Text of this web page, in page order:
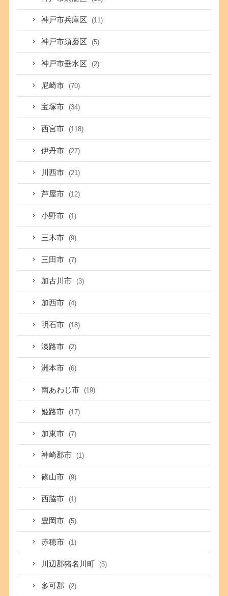
神戸市兵庫区 (11)
神戸市須磨区 (5)
神戸市垂水区 (2)
尼崎市 (70)
宝塚市 (34)
西宮市 (118)
伊丹市 (27)
川西市 (21)
芦屋市 (12)
小野市 (1)
三木市 (9)
三田市 (7)
加古川市 (3)
加西市 (4)
明石市 (18)
淡路市 (2)
洲本市 (6)
南あわじ市 (19)
姫路市 (17)
加東市 (7)
神崎郡市 (1)
篠山市 (9)
西脇市 (1)
豊岡市 (5)
赤穂市 (1)
川辺郡猪名川町 (5)
多可郡 (2)